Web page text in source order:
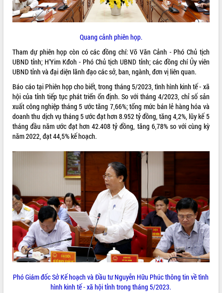
VIDEO
Loading the player...
Khám bệnh, cấp phát thuốc miễn phí
và tặng quà người dân xã Cư Pui
Hội nghị UBND tỉnh Đắk Lắk thường kỳ
tháng 7/2026
Nam Anh hùng” và trao Huân chương
Quang cảnh phiên họp.
Tham dự phiên họp còn có các đồng chí: Võ Văn Cảnh - Phó Chủ tịch
UBND tỉnh; H’Yim Kđoh - Phó Chủ tịch UBND tỉnh; các đồng chí Ủy viên
UBND tỉnh và đại diện lãnh đạo các sở, ban, ngành, đơn vị liên quan.
Báo cáo tại Phiên họp cho biết, trong tháng 5/2023, tình hình kinh tế - xã
hội của tỉnh tiếp tục phát triển ổn định. So với tháng 4/2023, chỉ số sản
xuất công nghiệp tháng 5 ước tăng 7,66%; tổng mức bán lẻ hàng hóa và
doanh thu dịch vụ tháng 5 ước đạt hơn 8.952 tỷ đồng, tăng 4,2%, lũy kế 5
tháng đầu năm ước đạt hơn 42.408 tỷ đồng, tăng 6,78% so với cùng kỳ
năm 2022, đạt 44,5% kế hoạch.
Phó Giám đốc Sở Kế hoạch và Đầu tư Nguyễn Hữu Phúc thông tin về tình
hình kinh tế - xã hội tỉnh trong tháng 5/2023.